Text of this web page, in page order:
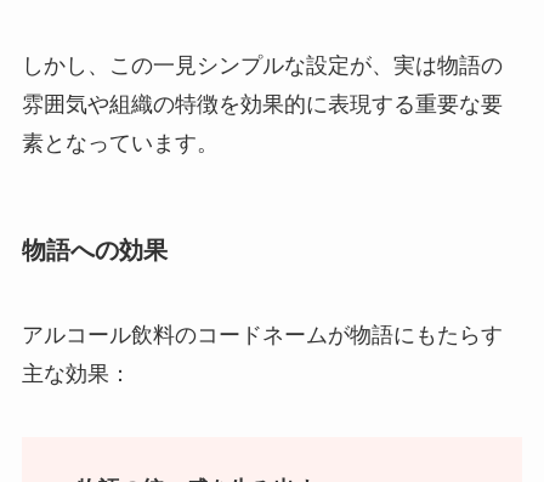
しかし、この一見シンプルな設定が、実は物語の
雰囲気や組織の特徴を効果的に表現する重要な要
素となっています。
物語への効果
アルコール飲料のコードネームが物語にもたらす
主な効果：